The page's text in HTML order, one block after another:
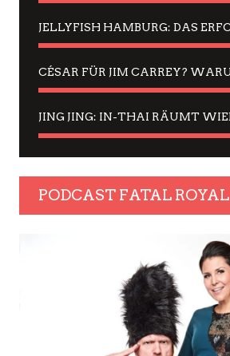
PODCAST FATAL ROYAL